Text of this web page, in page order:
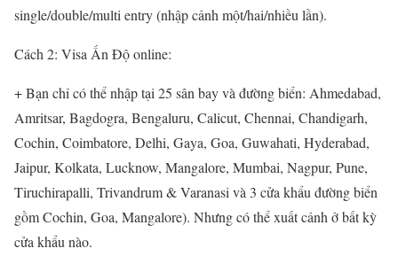
single/double/multi entry (nhập cảnh một/hai/nhiều lần).
Cách 2: Visa Ấn Độ online:
+ Bạn chỉ có thể nhập tại 25 sân bay và đường biển: Ahmedabad,
Amritsar, Bagdogra, Bengaluru, Calicut, Chennai, Chandigarh,
Cochin, Coimbatore, Delhi, Gaya, Goa, Guwahati, Hyderabad,
Jaipur, Kolkata, Lucknow, Mangalore, Mumbai, Nagpur, Pune,
Tiruchirapalli, Trivandrum & Varanasi và 3 cửa khẩu đường biển
gồm Cochin, Goa, Mangalore). Nhưng có thể xuất cảnh ở bất kỳ
cửa khẩu nào.